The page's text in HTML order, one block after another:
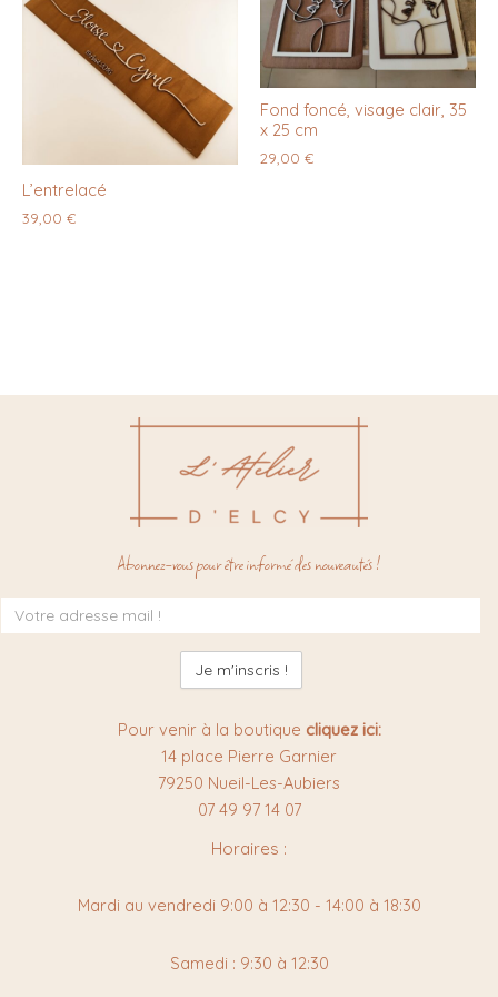
L’entrelacé
39,00 €
Fond foncé, visage clair, 35
x 25 cm
29,00 €
Abonnez-vous pour être informé des nouveautés !
à
la
newsletter
:
Pour venir à la boutique cliquez ici:
14 place Pierre Garnier
79250 Nueil-Les-Aubiers
07 49 97 14 07
Horaires :
Mardi au vendredi 9:00 à 12:30 - 14:00 à 18:30
Samedi : 9:30 à 12:30